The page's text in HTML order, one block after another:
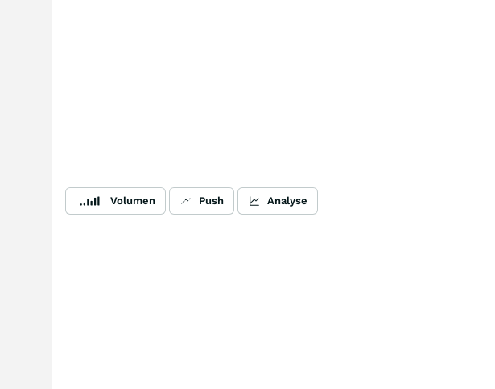
Volumen Push Analyse